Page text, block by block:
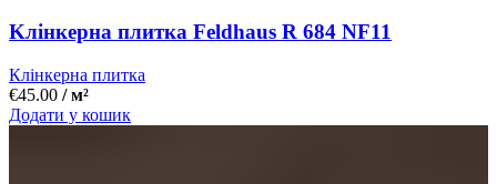
Kлінкерна плитка Feldhaus R 684 NF11
Клінкерна плитка
€45.00 / м²
Додати у кошик